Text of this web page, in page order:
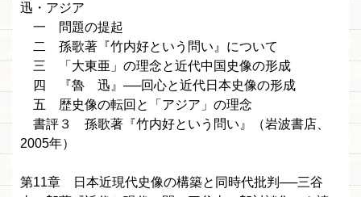
迅・アジア
一 問題の提起
二 孫歌著『竹内好という問い』について
三 「大東亜」の理念と近代中国史像の形成
四 『魯 迅』──回心と近代日本史像の形成
五 歴史像の転回と「アジア」の理念
書評３ 孫歌著『竹内好という問い』（岩波書店、
2005年）
第11章 日本近現代史像の構築と同時代批判──三谷